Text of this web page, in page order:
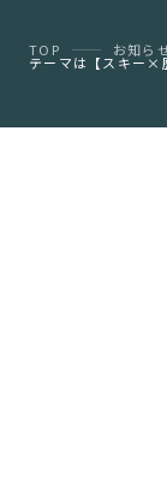
TOP お知ら
テーマは【スキー×